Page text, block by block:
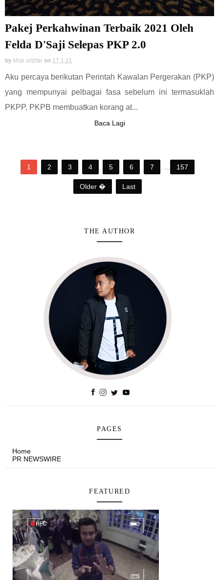
Pakej Perkahwinan Terbaik 2021 Oleh
Felda D'Saji Selepas PKP 2.0
by khai artzfar on 17.1.21
Aku percaya berikutan Perintah Kawalan Pergerakan (PKP)
yang mempunyai pelbagai fasa sebelum ini termasuklah
PKPP, PKPB membuatkan korang at...
Baca Lagi
1 2 3 4 5 6 7 157
Older � Last
THE AUTHOR
PAGES
Home
PR NEWSWIRE
FEATURED